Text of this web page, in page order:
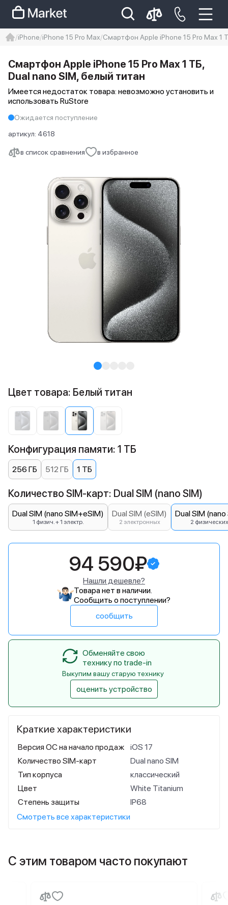
Iphone 14 pro max
айфон 14
iPhone iPhone 15 Pro Max Смартфон Apple iPhone 15 Pro Max 1
в список сравнения в избранное
Смартфон Apple iPhone 15 Pro Max 1 ТБ,
Dual nano SIM, белый титан
Имеется недостаток товара: невозможно установить и
использовать RuStore
Ожидается поступление
артикул: 4618
Краткие характеристики
Версия ОС на начало продаж
iOS 17
Количество SIM-карт
Dual nano SIM
Тип корпуса
классический
Цвет
White Titanium
Степень защиты
IP68
Смотреть все характеристики
Цвет товара: Белый титан
Конфигурация памяти: 1 ТБ
256 ГБ 512 ГБ 1 ТБ
Количество SIM-карт: Dual SIM (nano SIM)
Dual SIM (nano SIM+eSIM)
1 физич. + 1 электр.
Dual SIM (eSIM)
2 электронных
Dual SIM
2 физических
94 590₽
Нашли дешевле?
Товара нет в наличии.
Сообщить о поступлении?
сообщить
Обменяйте свою
технику по trade-in
Выкупим вашу старую технику
оценить устройство
С этим товаром часто покупают